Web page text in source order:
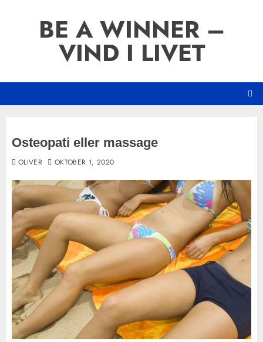
BE A WINNER –
VIND I LIVET
Osteopati eller massage
OLIVER OKTOBER 1, 2020